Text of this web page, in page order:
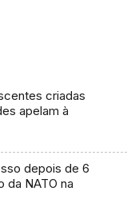
criadas
apelam à
depois de 6
da NATO na